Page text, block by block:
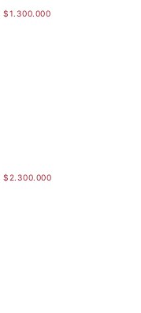
$1.300.000
$2.300.000